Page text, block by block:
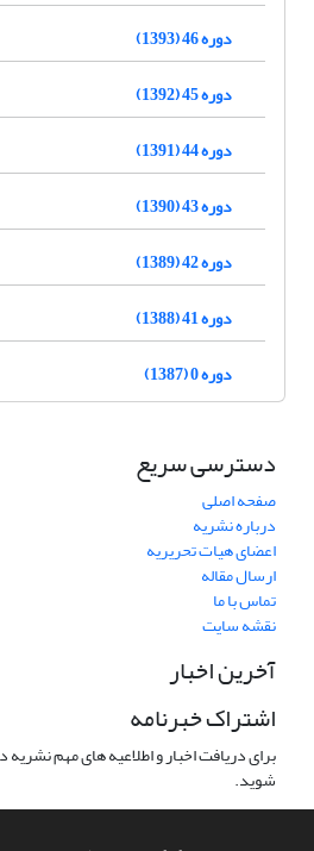
دوره 46 (1393)
دوره 45 (1392)
دوره 44 (1391)
دوره 43 (1390)
دوره 42 (1389)
دوره 41 (1388)
دوره 0 (1387)
دسترسی سریع
صفحه اصلی
درباره نشریه
اعضای هیات تحریریه
ارسال مقاله
تماس با ما
نقشه سایت
آخرین اخبار
اشتراک خبرنامه
برای دریافت اخبار و اطلاعیه های مهم
شوید.